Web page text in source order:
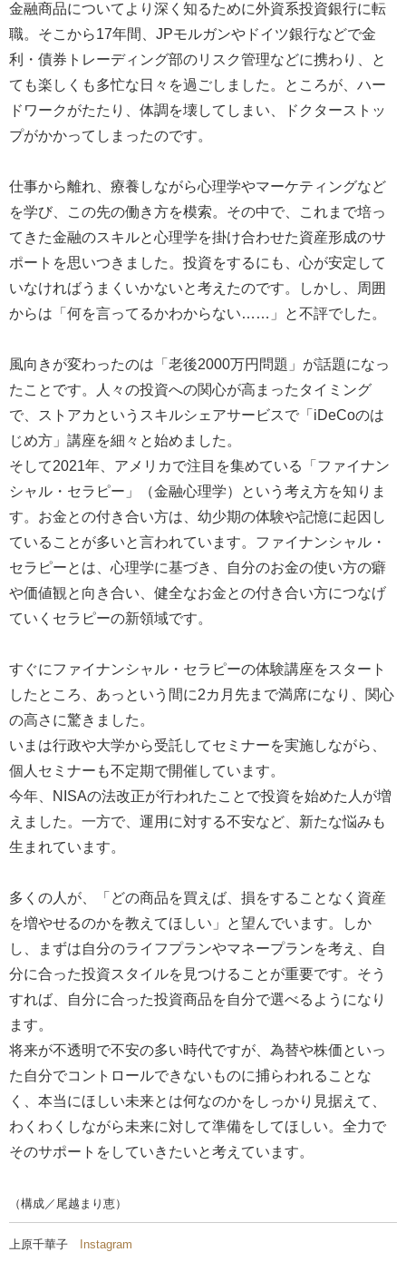
金融商品についてより深く知るために外資系投資銀行に転
職。そこから17年間、JPモルガンやドイツ銀行などで金
利・債券トレーディング部のリスク管理などに携わり、と
ても楽しくも多忙な日々を過ごしました。ところが、ハー
ドワークがたたり、体調を壊してしまい、ドクターストッ
プがかかってしまったのです。
仕事から離れ、療養しながら心理学やマーケティングなど
を学び、この先の働き方を模索。その中で、これまで培っ
てきた金融のスキルと心理学を掛け合わせた資産形成のサ
ポートを思いつきました。投資をするにも、心が安定して
いなければうまくいかないと考えたのです。しかし、周囲
からは「何を言ってるかわからない……」と不評でした。
風向きが変わったのは「老後2000万円問題」が話題になっ
たことです。人々の投資への関心が高まったタイミング
で、ストアカというスキルシェアサービスで「iDeCoのは
じめ方」講座を細々と始めました。
そして2021年、アメリカで注目を集めている「ファイナン
シャル・セラピー」（金融心理学）という考え方を知りま
す。お金との付き合い方は、幼少期の体験や記憶に起因し
ていることが多いと言われています。ファイナンシャル・
セラピーとは、心理学に基づき、自分のお金の使い方の癖
や価値観と向き合い、健全なお金との付き合い方につなげ
ていくセラピーの新領域です。
すぐにファイナンシャル・セラピーの体験講座をスタート
したところ、あっという間に2カ月先まで満席になり、関心
の高さに驚きました。
いまは行政や大学から受託してセミナーを実施しながら、
個人セミナーも不定期で開催しています。
今年、NISAの法改正が行われたことで投資を始めた人が増
えました。一方で、運用に対する不安など、新たな悩みも
生まれています。
多くの人が、「どの商品を買えば、損をすることなく資産
を増やせるのかを教えてほしい」と望んでいます。しか
し、まずは自分のライフプランやマネープランを考え、自
分に合った投資スタイルを見つけることが重要です。そう
すれば、自分に合った投資商品を自分で選べるようになり
ます。
将来が不透明で不安の多い時代ですが、為替や株価といっ
た自分でコントロールできないものに捕らわれることな
く、本当にほしい未来とは何なのかをしっかり見据えて、
わくわくしながら未来に対して準備をしてほしい。全力で
そのサポートをしていきたいと考えています。
（構成／尾越まり恵）
上原千華子 Instagram